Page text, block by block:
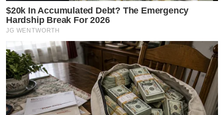
$20k In Accumulated Debt? The Emergency
Hardship Break For 2026
JG WENTWORTH